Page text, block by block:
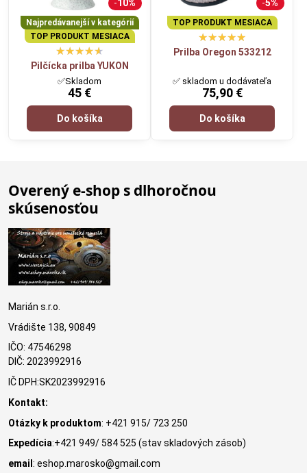
10%
Najpredávanejší v kategórií
TOP PRODUKT MESIACA
Pilčícka prilba YUKON
✅Skladom
45 €
Do košíka
5%
TOP PRODUKT MESIACA
Prilba Oregon 533212
✅ skladom u dodávateľa
75,90 €
Do košíka
Overený e-shop s dlhoročnou
skúsenosťou
Marián s.r.o.
Vrádište 138, 90849
IČO: 47546298
DIČ: 2023992916
IČ DPH:SK2023992916
Kontakt:
Otázky k produktom: +421 915/ 723 250
Expedícia:+421 949/ 584 525 (stav skladových zásob)
email : eshop.marosko@gmail.com